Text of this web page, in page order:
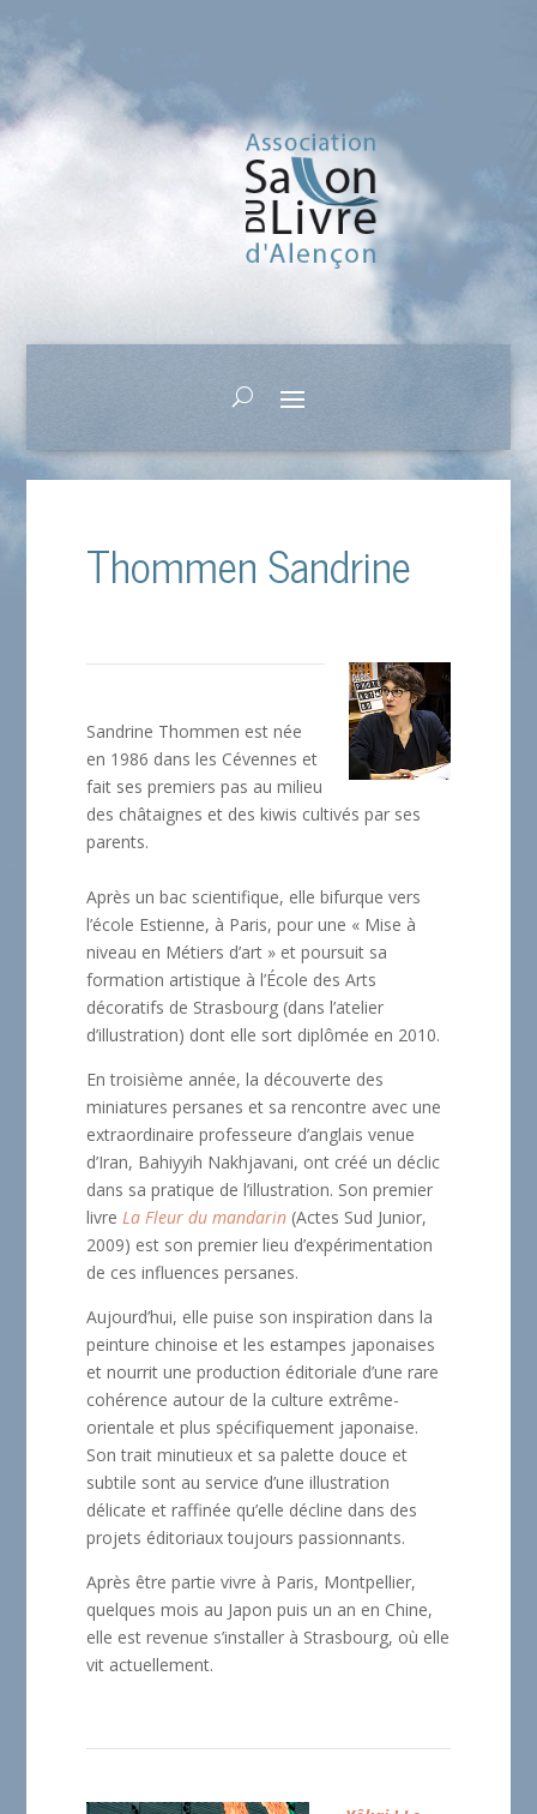
Thommen Sandrine
Sandrine Thommen est née
en 1986 dans les Cévennes et
fait ses premiers pas au milieu
des châtaignes et des kiwis cultivés par ses
parents.
Après un bac scientifique, elle bifurque vers
l’école Estienne, à Paris, pour une « Mise à
niveau en Métiers d’art » et poursuit sa
formation artistique à l’École des Arts
décoratifs de Strasbourg (dans l’atelier
d’illustration) dont elle sort diplômée en 2010.
En troisième année, la découverte des
miniatures persanes et sa rencontre avec une
extraordinaire professeure d’anglais venue
d’Iran, Bahiyyih Nakhjavani, ont créé un déclic
dans sa pratique de l’illustration. Son premier
livreLa Fleur du mandarin (Actes Sud Junior,
2009) est son premier lieu d’expérimentation
de ces influences persanes.
Aujourd’hui, elle puise son inspiration dans la
peinture chinoise et les estampes japonaises
et nourrit une production éditoriale d’une rare
cohérence autour de la culture extrême-
orientale et plus spécifiquement japonaise.
Son trait minutieux et sa palette douce et
subtile sont au service d’une illustration
délicate et raffinée qu’elle décline dans des
projets éditoriaux toujours passionnants.
Après être partie vivre à Paris, Montpellier,
quelques mois au Japon puis un an en Chine,
elle est revenue s’installer à Strasbourg, où elle
vit actuellement.